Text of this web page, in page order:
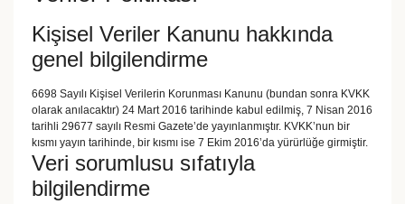
Kişisel Veriler Kanunu hakkında
genel bilgilendirme
6698 Sayılı Kişisel Verilerin Korunması Kanunu (bundan sonra KVKK
olarak anılacaktır) 24 Mart 2016 tarihinde kabul edilmiş, 7 Nisan 2016
tarihli 29677 sayılı Resmi Gazete’de yayınlanmıştır. KVKK’nun bir
kısmı yayın tarihinde, bir kısmı ise 7 Ekim 2016’da yürürlüğe girmiştir.
Veri sorumlusu sıfatıyla
bilgilendirme